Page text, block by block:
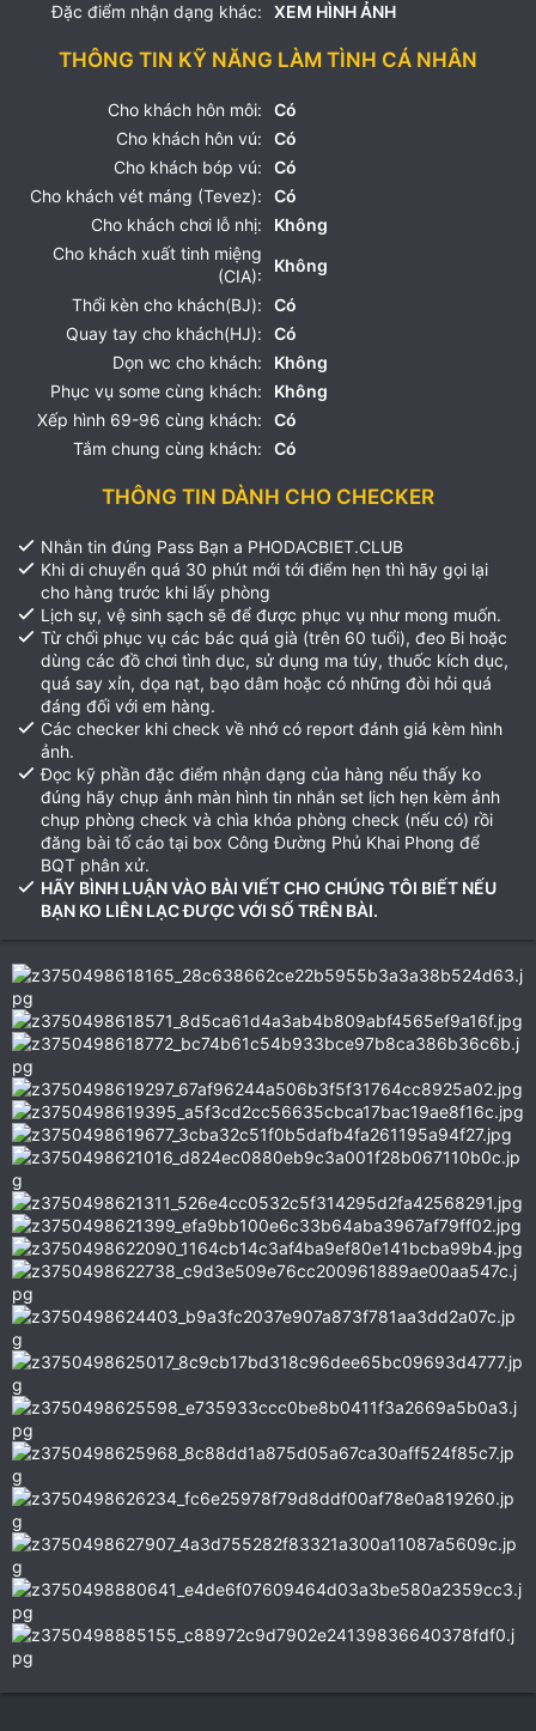
Đặc điểm nhận dạng khác:
XEM HÌNH ẢNH
THÔNG TIN KỸ NĂNG LÀM TÌNH CÁ NHÂN
Cho khách hôn môi:
Có
Cho khách hôn vú:
Có
Cho khách bóp vú:
Có
Cho khách vét máng (Tevez):
Có
Cho khách chơi lỗ nhị:
Không
Cho khách xuất tinh miệng
(CIA):
Không
Thổi kèn cho khách(BJ):
Có
Quay tay cho khách(HJ):
Có
Dọn wc cho khách:
Không
Phục vụ some cùng khách:
Không
Xếp hình 69-96 cùng khách:
Có
Tắm chung cùng khách:
Có
THÔNG TIN DÀNH CHO CHECKER
Nhắn tin đúng Pass Bạn a PHODACBIET.CLUB
Khi di chuyển quá 30 phút mới tới điểm hẹn thì hãy gọi lại
cho hàng trước khi lấy phòng
Lịch sự, vệ sinh sạch sẽ để được phục vụ như mong muốn.
Từ chối phục vụ các bác quá già (trên 60 tuổi), đeo Bi hoặc
dùng các đồ chơi tình dục, sử dụng ma túy, thuốc kích dục,
quá say xỉn, dọa nạt, bạo dâm hoặc có những đòi hỏi quá
đáng đối với em hàng.
Các checker khi check về nhớ có report đánh giá kèm hình
ảnh.
Đọc kỹ phần đặc điểm nhận dạng của hàng nếu thấy ko
đúng hãy chụp ảnh màn hình tin nhắn set lịch hẹn kèm ảnh
chụp phòng check và chìa khóa phòng check (nếu có) rồi
đăng bài tố cáo tại box Công Đường Phủ Khai Phong để
BQT phân xử.
HÃY BÌNH LUẬN VÀO BÀI VIẾT CHO CHÚNG TÔI BIẾT NẾU
BẠN KO LIÊN LẠC ĐƯỢC VỚI SỐ TRÊN BÀI.